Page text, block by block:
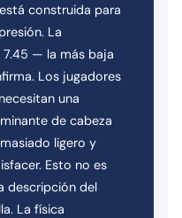
construida para
La
— la más baja
Los jugadores
una
de cabeza
ligero y
Esto no es
descripción del
La física